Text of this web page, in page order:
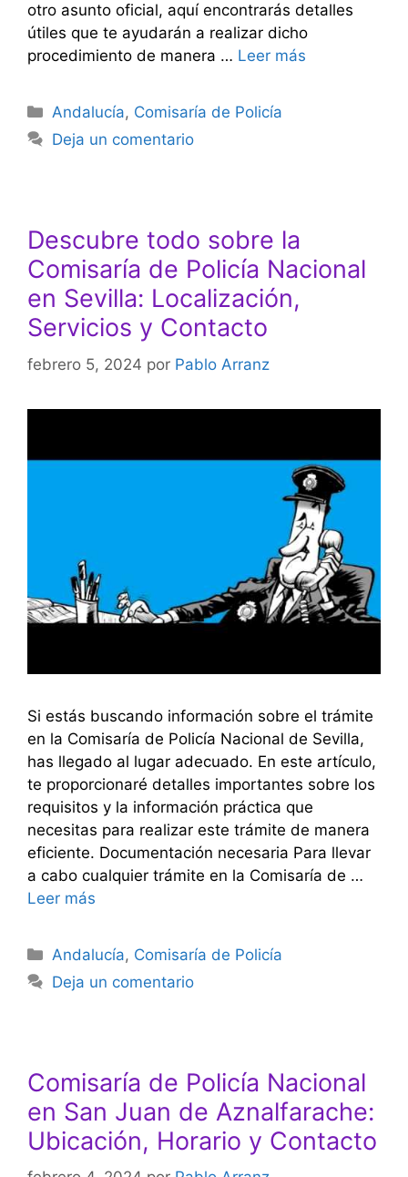
otro asunto oficial, aquí encontrarás detalles
útiles que te ayudarán a realizar dicho
procedimiento de manera … Leer más
Categorías
Andalucía, Comisaría de Policía
Deja un comentario
Descubre todo sobre la
Comisaría de Policía Nacional
en Sevilla: Localización,
Servicios y Contacto
febrero 5, 2024 por Pablo Arranz
Si estás buscando información sobre el trámite
en la Comisaría de Policía Nacional de Sevilla,
has llegado al lugar adecuado. En este artículo,
te proporcionaré detalles importantes sobre los
requisitos y la información práctica que
necesitas para realizar este trámite de manera
eficiente. Documentación necesaria Para llevar
a cabo cualquier trámite en la Comisaría de …
Leer más
Categorías
Andalucía, Comisaría de Policía
Deja un comentario
Comisaría de Policía Nacional
en San Juan de Aznalfarache:
Ubicación, Horario y Contacto